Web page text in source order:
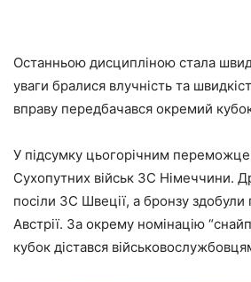
Останньою дисципліною стала
уваги бралися влучність та
вправу передбачався окремий
У підсумку цьогорічним
Сухопутних військ ЗС Німеччини.
посіли ЗС Швеції, а бронзу
Австрії. За окрему номінацію
кубок дістався